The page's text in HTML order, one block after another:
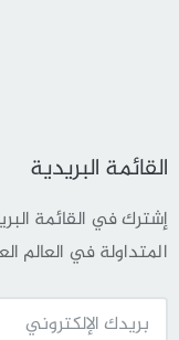
القائمة البريدية
إشترك في القائمة
المتداولة في العالم